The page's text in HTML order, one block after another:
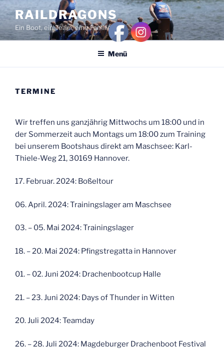
Inhalt
springen
RAILDRAGONS
Ein Boot, ein Team, eine Familie!
Menü
TERMINE
Wir treffen uns ganzjährig Mittwochs um 18:00 und in
der Sommerzeit auch Montags um 18:00 zum Training
bei unserem Bootshaus direkt am Maschsee: Karl-
Thiele-Weg 21, 30169 Hannover.
17. Februar. 2024: Boßeltour
06. April. 2024: Trainingslager am Maschsee
03. – 05. Mai 2024: Trainingslager
18. – 20. Mai 2024: Pfingstregatta in Hannover
01. – 02. Juni 2024: Drachenbootcup Halle
21. – 23. Juni 2024: Days of Thunder in Witten
20. Juli 2024: Teamday
26. – 28. Juli 2024: Magdeburger Drachenboot Festival